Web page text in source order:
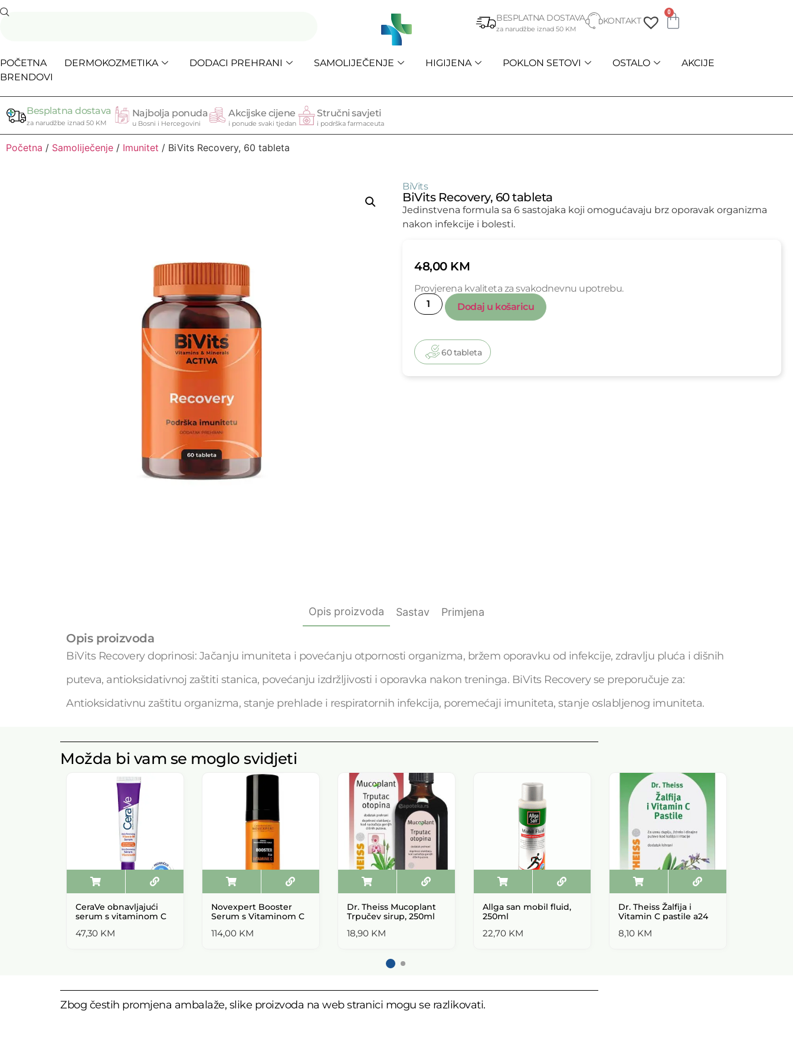
BESPLATNA DOSTAVA
za narudžbe iznad 50 KM
KONTAKT
0
POČETNA DERMOKOZMETIKA DODACI PREHRANI SAMOLIJEČENJE HIGIJENA POKLON SETOVI OSTALO
AKCIJE
BRENDOVI
Besplatna dostava
za narudžbe iznad 50 KM
Najbolja ponuda
u Bosni i Hercegovini
Akcijske cijene
i ponude svaki tjedan
Stručni savjeti
i podrška farmaceuta
Početna / Samoliječenje / Imunitet / BiVits Recovery, 60 tableta
BiVits
BiVits Recovery, 60 tableta
Jedinstvena formula sa 6 sastojaka koji omogućavaju brz oporavak organizma
nakon infekcije i bolesti.
48,00 KM
Provjerena kvaliteta za svakodnevnu upotrebu.
Dodaj u košaricu
60 tableta
Opis proizvoda Sastav Primjena
Opis proizvoda
BiVits Recovery doprinosi: Jačanju imuniteta i povećanju otpornosti organizma, bržem oporavku od infekcije, zdravlju pluća i dišnih
puteva, antioksidativnoj zaštiti stanica, povećanju izdržljivosti i oporavka nakon treninga. BiVits Recovery se preporučuje za:
Antioksidativnu zaštitu organizma, stanje prehlade i respiratornih infekcija, poremećaji imuniteta, stanje oslabljenog imuniteta.
Možda bi vam se moglo svidjeti
CeraVe obnavljajući
serum s vitaminom C
47,30 KM
Novexpert Booster
Serum s Vitaminom C
114,00 KM
Dr. Theiss Mucoplant
Trpučev sirup, 250ml
18,90 KM
Allga san mobil fluid,
250ml
22,70 KM
Dr. Theiss Žalfija i
Vitamin C pastile a24
8,10 KM
Zbog čestih promjena ambalaže, slike proizvoda na web stranici mogu se razlikovati.